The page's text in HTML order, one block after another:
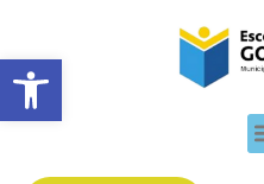
Abrir barra de ferramentas